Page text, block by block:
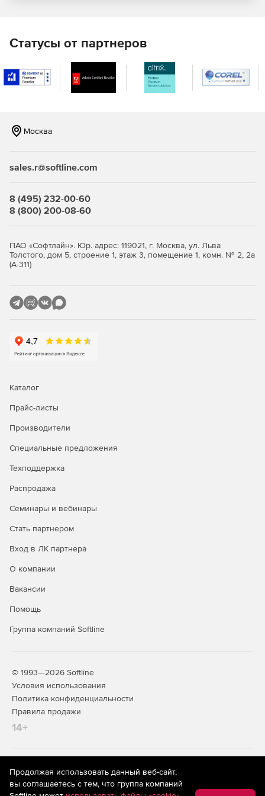
Профессиональные инструменты и службы для
разработки, предназначенные для индивидуальных
разработчиков или небольших групп.
Microsoft Visual Studio Enterprise:
Полный набор инструментов и служб для
проектирования, создания и развертывания сложных
Статусы от партнеров
Москва
sales.r@softline.com
8 (495) 232-00-60
8 (800) 200-08-60
ПАО «Софтлайн». Юр. адрес: 119021, г. Москва, ул. Льва
Толстого, дом 5, строение 1, этаж 3, помещение 1, комн. № 2, 2а
(А-311)
Каталог
Прайс-листы
Производители
Специальные предложения
Техподдержка
Распродажа
Семинары и вебинары
Стать партнером
Вход в ЛК партнера
О компании
Вакансии
Помощь
Группа компаний Softline
© 1993—2026 Softline
Условия использования
Политика конфиденциальности
Правила продажи
14+
На информационном ресурсе store.softline.ru применяются
рекомендательные технологии
(информационные технологии
предоставления информации на основе сбора,
Продолжая использовать данный веб-сайт,
вы соглашаетесь с тем, что группа компаний